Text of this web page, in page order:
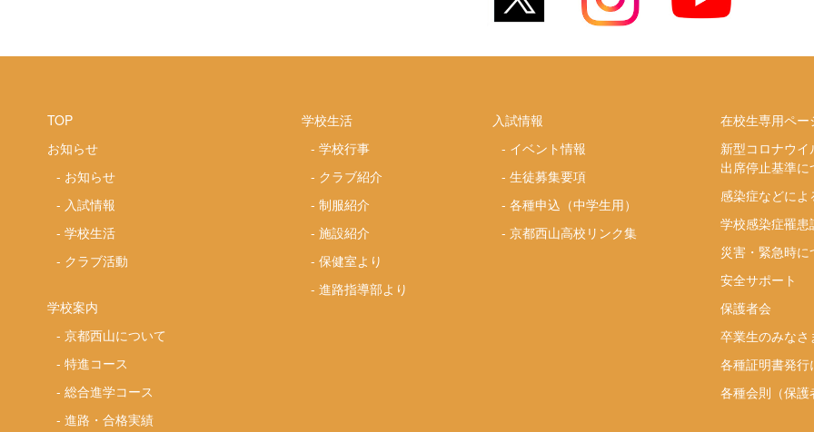
TOP
お知らせ
- お知らせ
- 入試情報
- 学校生活
- クラブ活動
学校案内
- 京都西山について
- 特進コース
- 総合進学コース
- 進路・合格実績
学校生活
- 学校行事
- クラブ紹介
- 制服紹介
- 施設紹介
- 保健室より
- 進路指導部より
入試情報
- イベント情報
- 生徒募集要項
- 各種申込（中学生用）
- 京都西山高校リンク集
在校生専用ペー
新型コロナウ
出席停止基準に
感染症などに
学校感染症罹患
災害・緊急時に
安全サポート
保護者会
卒業生のみな
各種証明書発行
各種会則（保